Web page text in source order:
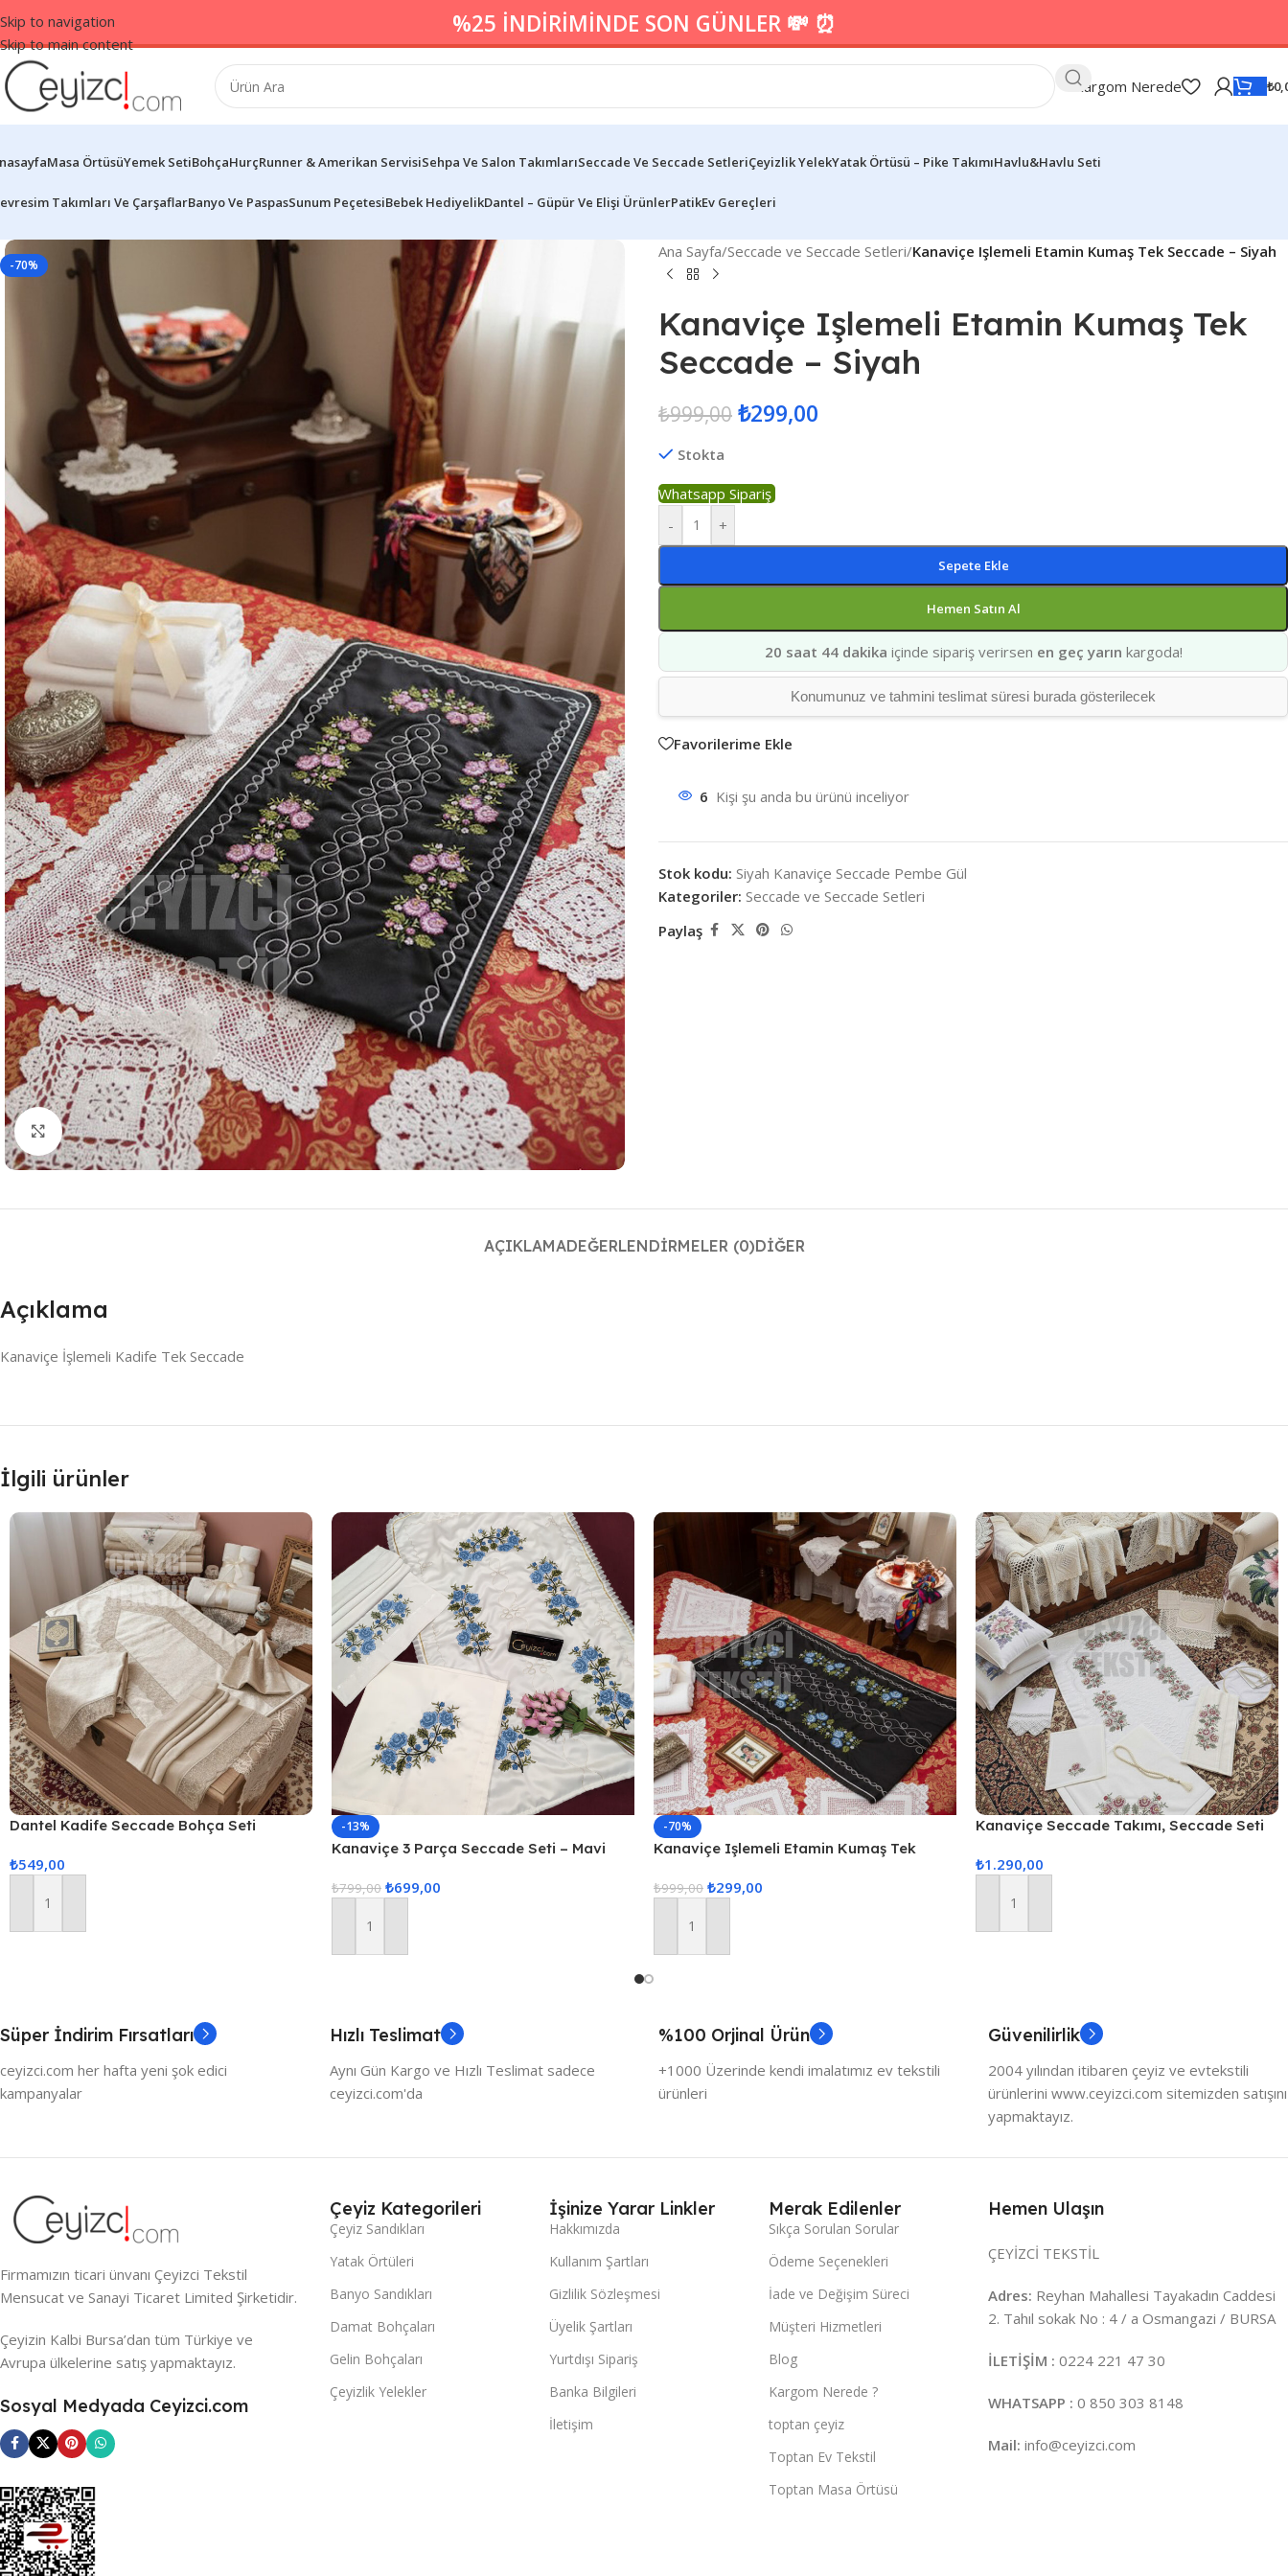
Skip to navigation
Skip to main content
%25 İNDİRİMİNDE SON GÜNLER 💸 ⏰
Kargom Nerede ₺
Masa ÖrtüsüYemek SetiBohçaHurçRunner & Amerikan ServisiSehpa Ve Salon TakımlarıSeccade Ve Seccade SetleriÇeyizlik YelekYatak Örtüsü – Pike TakımıHavlu&Havlu Seti
Takımları Ve ÇarşaflarBanyo Ve PaspasSunum PeçetesiBebek HediyelikDantel – Güpür Ve Elişi ÜrünlerPatikEv Gereçleri
-70%
Resmi Büyüt
Ana Sayfa/Seccade ve Seccade Setleri/Kanaviçe Işlemeli Etamin Kumaş Tek Seccade – Siyah
Kanaviçe Işlemeli Etamin Kumaş Tek
Seccade – Siyah
₺999,00 ₺299,00
Stokta
Whatsapp Sipariş
-
+
Sepete Ekle
Hemen Satın Al
20 saat 44 dakika içinde sipariş verirsen en geç yarın kargoda!
Konumunuz ve tahmini teslimat süresi burada gösterilecek
Favorilerime Ekle
6 Kişi şu anda bu ürünü inceliyor
Stok kodu: Siyah Kanaviçe Seccade Pembe Gül
Kategoriler: Seccade ve Seccade Setleri
Paylaş
AÇIKLAMADEĞERLENDIRMELER (0)DIĞER
Açıklama
Kanaviçe İşlemeli Kadife Tek Seccade
İlgili ürünler
Dantel Kadife Seccade Bohça Seti
₺549,00
Sepete Ekle
-13%
Kanaviçe 3 Parça Seccade Seti – Mavi
₺799,00 ₺699,00
Sepete Ekle
-70%
Kanaviçe Işlemeli Etamin Kumaş Tek
₺999,00 ₺299,00
Sepete Ekle
Kanaviçe Seccade Takımı, Seccade Seti
Kanaviçe Takım – Kırmızı
₺1.290,00
Sepete Ekle
Süper İndirim Fırsatları
ceyizci.com her hafta yeni şok edici
kampanyalar
Hızlı Teslimat
Aynı Gün Kargo ve Hızlı Teslimat sadece
ceyizci.com'da
%100 Orjinal Ürün
+1000 Üzerinde kendi imalatımız ev tekstili
ürünleri
Güvenilirlik
2004 yılından itibaren çeyiz ve evtekstili
ürünlerini www.ceyizci.com sitemizden satışını
yapmaktayız.
Firmamızın ticari ünvanı Çeyizci Tekstil
Mensucat ve Sanayi Ticaret Limited Şirketidir.
Çeyizin Kalbi Bursa’dan tüm Türkiye ve
Avrupa ülkelerine satış yapmaktayız.
Sosyal Medyada Ceyizci.com
Çeyiz Kategorileri
Çeyiz Sandıkları
Yatak Örtüleri
Banyo Sandıkları
Damat Bohçaları
Gelin Bohçaları
Çeyizlik Yelekler
İşinize Yarar Linkler
Hakkımızda
Kullanım Şartları
Gizlilik Sözleşmesi
Üyelik Şartları
Yurtdışı Sipariş
Banka Bilgileri
İletişim
Merak Edilenler
Sıkça Sorulan Sorular
Ödeme Seçenekleri
İade ve Değişim Süreci
Müşteri Hizmetleri
Blog
Kargom Nerede ?
toptan çeyiz
Toptan Ev Tekstil
Toptan Masa Örtüsü
Hemen Ulaşın
ÇEYİZCİ TEKSTİL
Adres: Reyhan Mahallesi Tayakadın Caddesi
2. Tahıl sokak No : 4 / a Osmangazi / BURSA
İLETİŞİM : 0224 221 47 30
WHATSAPP : 0 850 303 8148
Mail: info@ceyizci.com